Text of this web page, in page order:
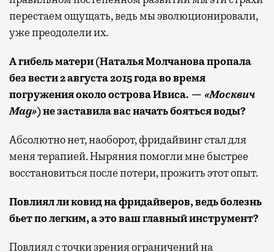
перестаем ощущать, ведь мы эволюционировали,
уже преодолели их.
А гибель матери (Наталья Молчанова пропала
без вести 2 августа 2015 года во время
погружения около острова Ивиса. — «Москвич
Mag») не заставила вас начать бояться воды?
Абсолютно нет, наоборот, фридайвинг стал для
меня терапией. Ныряния помогли мне быстрее
восстановиться после потери, прожить этот опыт.
Повлиял ли ковид на фридайверов, ведь болезнь
бьет по легким, а это ваш главный инструмент?
Повлиял с точки зрения ограничений на